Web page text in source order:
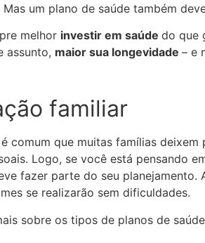
Mas um plano de saúde também
melhor investir em saúde do que
assunto, maior sua longevidade – e
familiar
comum que muitas famílias deixem
Logo, se você está pensando
fazer parte do seu planejamento.
se realizarão sem dificuldades.
sobre os tipos de planos de